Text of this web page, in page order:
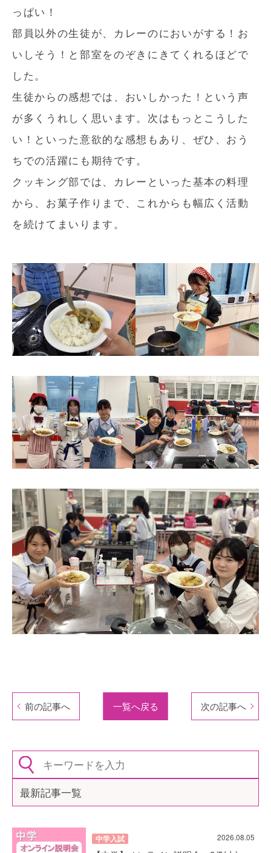
っぱい！
部員以外の生徒が、カレーのにおいがする！お
いしそう！と部室をのぞきにきてくれるほどで
した。
生徒からの感想では、おいしかった！という声
が多くうれしく思います。次はもっとこうした
い！といった意欲的な感想もあり、ぜひ、おう
ちでの活躍にも期待です。
クッキング部では、カレーといった基本の料理
から、お菓子作りまで、これからも幅広く活動
を続けてまいります。
前の記事へ 一覧へ戻る 次の記事へ
最新記事一覧
中学入試 2026.08.05